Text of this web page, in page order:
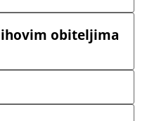
obiteljima